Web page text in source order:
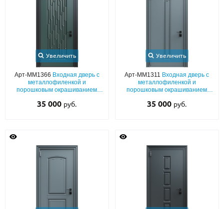
Увеличить
Арт-ММ1366 Входная дверь с
металлофиленкой и
порошковым окрашиванием
35 000 руб.
Увеличить
Арт-ММ1311 Входная дверь с
металлофиленкой и
порошковым окрашиванием
35 000 руб.